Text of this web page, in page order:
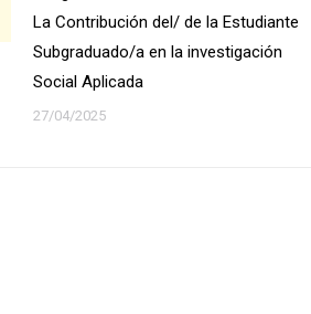
La Contribución del/ de la Estudiante
Subgraduado/a en la investigación
Social Aplicada
27/04/2025